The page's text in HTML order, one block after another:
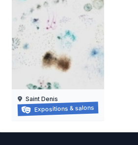
Grapzëtwal
30/05/2026 au
Saint Denis
Expositions & salons